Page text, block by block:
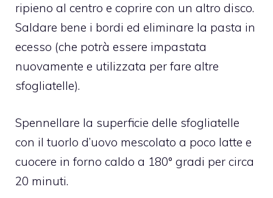
ripieno al centro e coprire con un altro disco.
Saldare bene i bordi ed eliminare la pasta in
ecesso (che potrà essere impastata
nuovamente e utilizzata per fare altre
sfogliatelle).
Spennellare la superficie delle sfogliatelle
con il tuorlo d’uovo mescolato a poco latte e
cuocere in forno caldo a 180° gradi per circa
20 minuti.